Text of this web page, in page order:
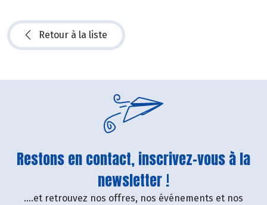
Retour à la liste
Restons en contact, inscrivez-vous à la
newsletter !
....et retrouvez nos offres, nos événements et nos